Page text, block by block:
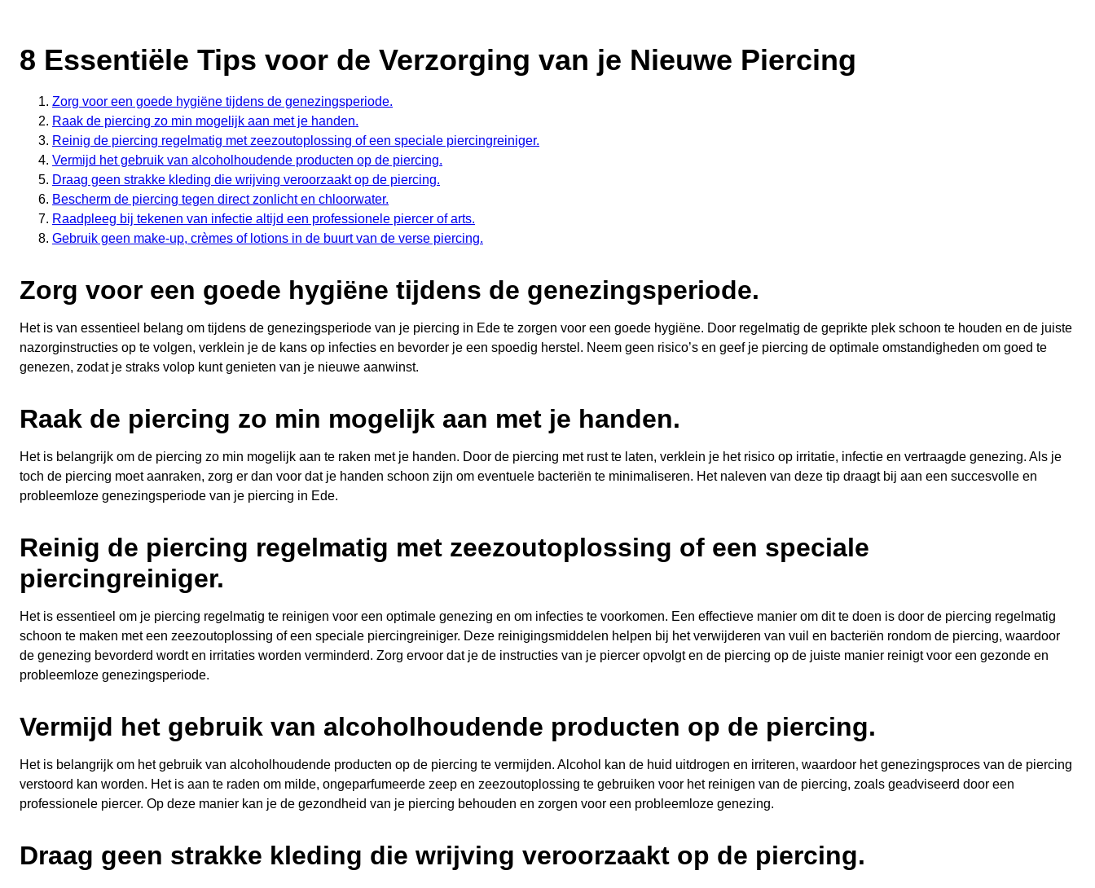
8 Essentiële Tips voor de Verzorging van je Nieuwe Piercing
Zorg voor een goede hygiëne tijdens de genezingsperiode.
Raak de piercing zo min mogelijk aan met je handen.
Reinig de piercing regelmatig met zeezoutoplossing of een speciale piercingreiniger.
Vermijd het gebruik van alcoholhoudende producten op de piercing.
Draag geen strakke kleding die wrijving veroorzaakt op de piercing.
Bescherm de piercing tegen direct zonlicht en chloorwater.
Raadpleeg bij tekenen van infectie altijd een professionele piercer of arts.
Gebruik geen make-up, crèmes of lotions in de buurt van de verse piercing.
Zorg voor een goede hygiëne tijdens de genezingsperiode.
Het is van essentieel belang om tijdens de genezingsperiode van je piercing in Ede te zorgen voor een goede hygiëne. Door regelmatig de geprikte plek schoon te houden en de juiste
nazorginstructies op te volgen, verklein je de kans op infecties en bevorder je een spoedig herstel. Neem geen risico’s en geef je piercing de optimale omstandigheden om goed te
genezen, zodat je straks volop kunt genieten van je nieuwe aanwinst.
Raak de piercing zo min mogelijk aan met je handen.
Het is belangrijk om de piercing zo min mogelijk aan te raken met je handen. Door de piercing met rust te laten, verklein je het risico op irritatie, infectie en vertraagde genezing. Als je
toch de piercing moet aanraken, zorg er dan voor dat je handen schoon zijn om eventuele bacteriën te minimaliseren. Het naleven van deze tip draagt bij aan een succesvolle en
probleemloze genezingsperiode van je piercing in Ede.
Reinig de piercing regelmatig met zeezoutoplossing of een speciale
piercingreiniger.
Het is essentieel om je piercing regelmatig te reinigen voor een optimale genezing en om infecties te voorkomen. Een effectieve manier om dit te doen is door de piercing regelmatig
schoon te maken met een zeezoutoplossing of een speciale piercingreiniger. Deze reinigingsmiddelen helpen bij het verwijderen van vuil en bacteriën rondom de piercing, waardoor
de genezing bevorderd wordt en irritaties worden verminderd. Zorg ervoor dat je de instructies van je piercer opvolgt en de piercing op de juiste manier reinigt voor een gezonde en
probleemloze genezingsperiode.
Vermijd het gebruik van alcoholhoudende producten op de piercing.
Het is belangrijk om het gebruik van alcoholhoudende producten op de piercing te vermijden. Alcohol kan de huid uitdrogen en irriteren, waardoor het genezingsproces van de piercing
verstoord kan worden. Het is aan te raden om milde, ongeparfumeerde zeep en zeezoutoplossing te gebruiken voor het reinigen van de piercing, zoals geadviseerd door een
professionele piercer. Op deze manier kan je de gezondheid van je piercing behouden en zorgen voor een probleemloze genezing.
Draag geen strakke kleding die wrijving veroorzaakt op de piercing.